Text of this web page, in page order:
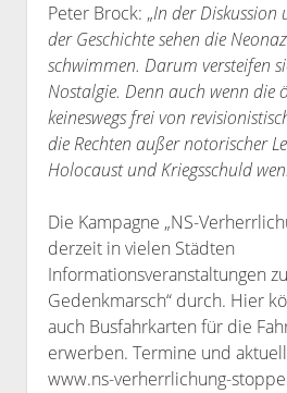
Peter Brock: „In der
der Geschichte sehen die
schwimmen. Darum versteifen
Nostalgie. Denn auch wenn die
keineswegs frei von
die Rechten außer notorischer
Holocaust und Kriegsschuld
Die Kampagne „NS-
derzeit in vielen Städten
Informationsveranstaltungen
Gedenkmarsch“ durch. Hier
auch Busfahrkarten für die
erwerben. Termine und
www.ns-verherrlichung-